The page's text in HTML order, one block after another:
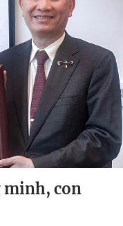
minh, con